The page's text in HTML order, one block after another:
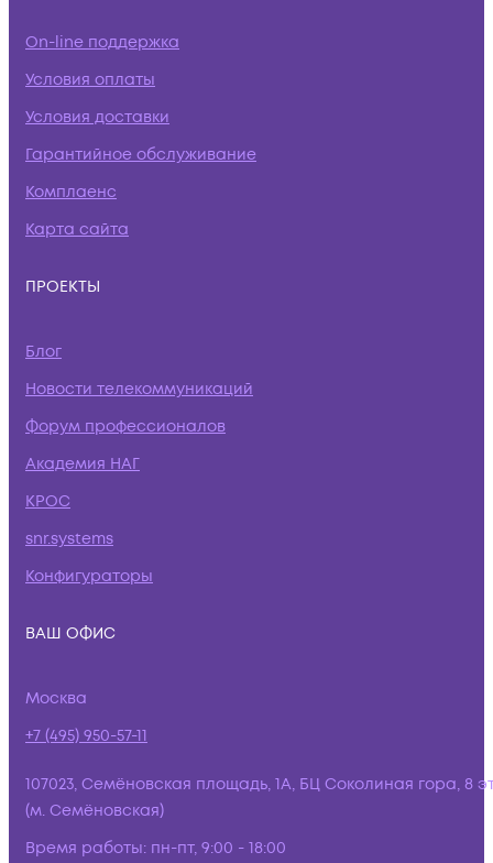
On-line поддержка
Условия оплаты
Условия доставки
Гарантийное обслуживание
Комплаенс
Карта сайта
ПРОЕКТЫ
Блог
Новости телекоммуникаций
Форум профессионалов
Академия НАГ
КРОС
snr.systems
Конфигураторы
ВАШ ОФИС
Москва
+7 (495) 950-57-11
107023, Семёновская площадь, 1А, БЦ Соколиная гора, 8
(м. Семёновская)
Время работы: пн-пт, 9:00 - 18:00